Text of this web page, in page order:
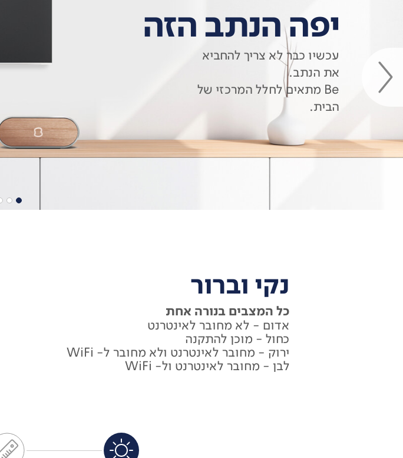
יפה הנתב הזה
עכשיו כבר לא צריך להחביא
את הנתב.
Be מתאים לחלל המרכזי של
הבית.
נקי וברור
כל המצבים בנורה אחת
אדום - לא מחובר לאינטרנט
כחול - מוכן להתקנה
ירוק - מחובר לאינטרנט ולא מחובר ל- WiFi
לבן - מחובר לאינטרנט ול- WiFi
רשת 4 יציאות
USB יציאה אחת Type C 3.0
SFP Cage כניסה לקצבי אינטנרנט עתידיים